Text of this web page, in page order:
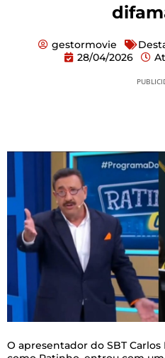
gestormovie
28/04/2026
O apresentador do SBT